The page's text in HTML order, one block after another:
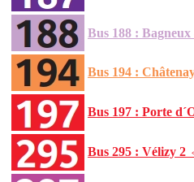
Bus 188 :
Bus 194 :
Bus 197 : Porte
Bus 295 : Vélizy 2